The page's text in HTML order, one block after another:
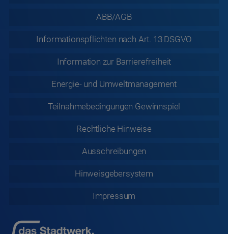
ABB/AGB
Informationspflichten nach Art. 13 DSGVO
Information zur Barrierefreiheit
Energie- und Umweltmanagement
Teilnahmebedingungen Gewinnspiel
Rechtliche Hinweise
Ausschreibungen
Hinweisgebersystem
Impressum